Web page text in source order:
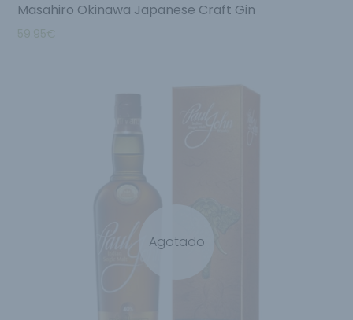
Masahiro Okinawa Japanese Craft Gin
59.95€
Agotado